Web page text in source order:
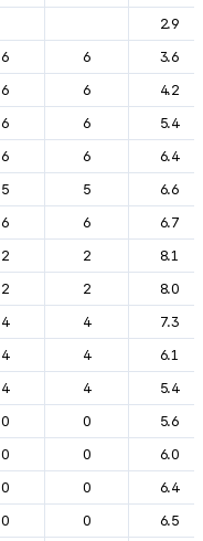
2.9
6 6
3.6
6 6
4.2
6 6
5.4
6 6
6.4
5 5
6.6
6 6
6.7
2 2
8.1
2 2
8.0
4 4
7.3
4 4
6.1
4 4
5.4
0 0
5.6
0 0
6.0
0 0
6.4
0 0
6.5